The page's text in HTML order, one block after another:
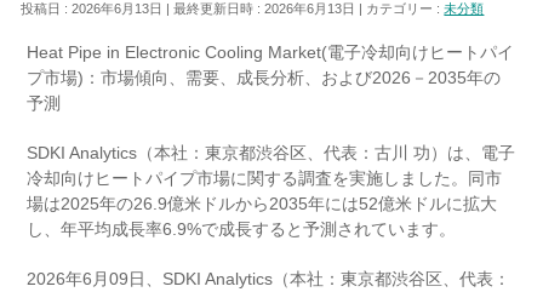
投稿日 : 2026年6月13日 最終更新日時 : 2026年6月13日 カテゴリー :未分類
Heat Pipe in Electronic Cooling Market(電子冷却向けヒートパイ
プ市場)：市場傾向、需要、成長分析、および2026－2035年の
予測
SDKI Analytics（本社：東京都渋谷区、代表：古川 功）は、電子
冷却向けヒートパイプ市場に関する調査を実施しました。同市
場は2025年の26.9億米ドルから2035年には52億米ドルに拡大
し、年平均成長率6.9%で成長すると予測されています。
2026年6月09日、SDKI Analytics（本社：東京都渋谷区、代表：